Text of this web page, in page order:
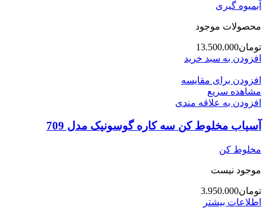
آبمیوه گیری
محصولات موجود
تومان13.500.000
افزودن به سبد خرید
افزودن برای مقایسه
مشاهده سریع
افزودن به علاقه مندی
آسیاب مخلوط کن سه کاره گوسونیک مدل 709
مخلوط کن
موجود نیست
تومان3.950.000
اطلاعات بیشتر